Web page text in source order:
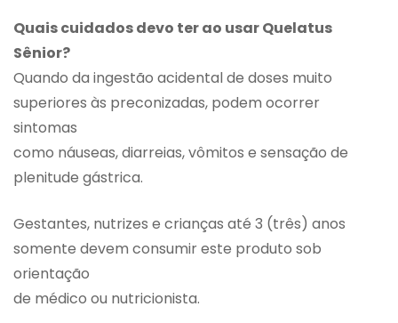
Quais cuidados devo ter ao usar Quelatus
Sênior?
Quando da ingestão acidental de doses muito
superiores às preconizadas, podem ocorrer
sintomas
como náuseas, diarreias, vômitos e sensação de
plenitude gástrica.
Gestantes, nutrizes e crianças até 3 (três) anos
somente devem consumir este produto sob
orientação
de médico ou nutricionista.